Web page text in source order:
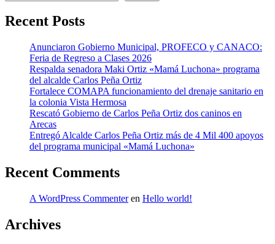
Recent Posts
Anunciaron Gobierno Municipal, PROFECO y CANACO:
Feria de Regreso a Clases 2026
Respalda senadora Maki Ortiz «Mamá Luchona» programa
del alcalde Carlos Peña Ortiz
Fortalece COMAPA funcionamiento del drenaje sanitario en
la colonia Vista Hermosa
Rescató Gobierno de Carlos Peña Ortiz dos caninos en
Arecas
Entregó Alcalde Carlos Peña Ortiz más de 4 Mil 400 apoyos
del programa municipal «Mamá Luchona»
Recent Comments
A WordPress Commenteren Hello world!
Archives